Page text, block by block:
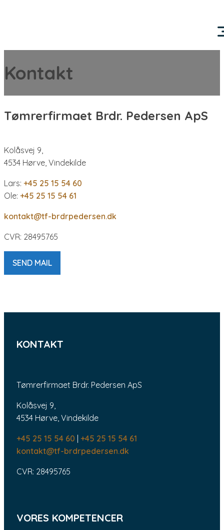
Kontakt
Tømrerfirmaet Brdr. Pedersen ApS
Kolåsvej 9,
4534 Hørve, Vindekilde
Lars: +45 25 15 54 60
Ole: +45 25 15 54 61
kontakt@tf-brdrpedersen.dk
CVR: 28495765
SEND MAIL
KONTAKT
Tømrerfirmaet Brdr. Pedersen ApS
Kolåsvej 9,
4534 Hørve, Vindekilde
+45 25 15 54 60 +45 25 15 54 61
kontakt@tf-brdrpedersen.dk
CVR: 28495765
VORES KOMPETENCER